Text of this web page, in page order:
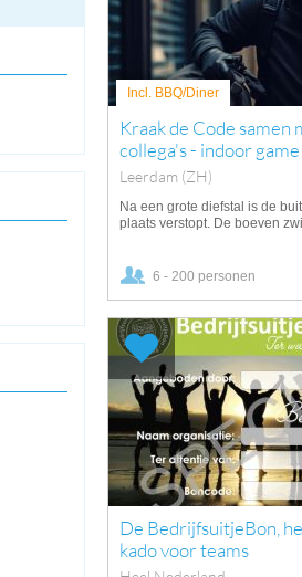
Incl. BBQ/Diner
Kraak de Code samen
collega's - indoor game
Leerdam (ZH)
Na een grote diefstal is de
plaats verstopt. De boeven
6 - 200 personen
De BedrijfsuitjeBon,
kado voor teams